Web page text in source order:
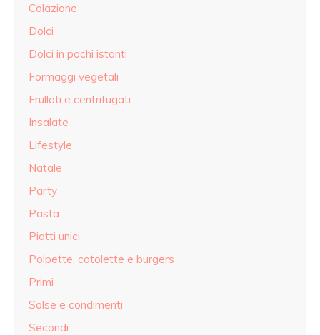
Colazione
Dolci
Dolci in pochi istanti
Formaggi vegetali
Frullati e centrifugati
Insalate
Lifestyle
Natale
Party
Pasta
Piatti unici
Polpette, cotolette e burgers
Primi
Salse e condimenti
Secondi